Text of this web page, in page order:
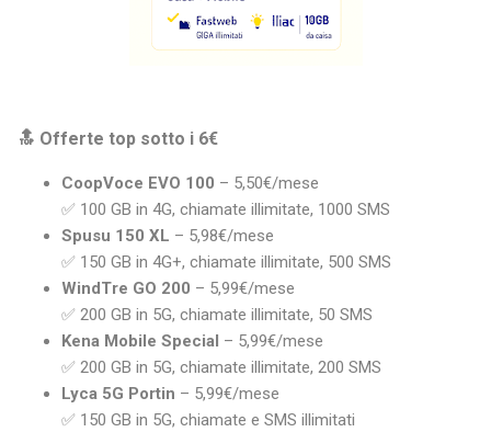
🔝 Offerte top sotto i 6€
CoopVoce EVO 100 – 5,50€/mese
✅ 100 GB in 4G, chiamate illimitate, 1000 SMS
Spusu 150 XL – 5,98€/mese
✅ 150 GB in 4G+, chiamate illimitate, 500 SMS
WindTre GO 200 – 5,99€/mese
✅ 200 GB in 5G, chiamate illimitate, 50 SMS
Kena Mobile Special – 5,99€/mese
✅ 200 GB in 5G, chiamate illimitate, 200 SMS
Lyca 5G Portin – 5,99€/mese
✅ 150 GB in 5G, chiamate e SMS illimitati